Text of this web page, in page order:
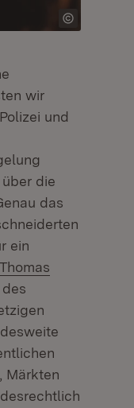
wir
und
die
das
ein
Thomas
Märkten